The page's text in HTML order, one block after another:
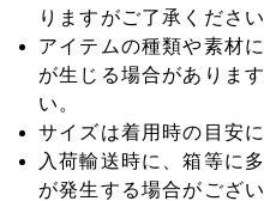
りますがご了承ください
アイテムの種類や素材
が生じる場合がありま
い。
サイズは着用時の目安
入荷輸送時に、箱等に
が発生する場合がござい